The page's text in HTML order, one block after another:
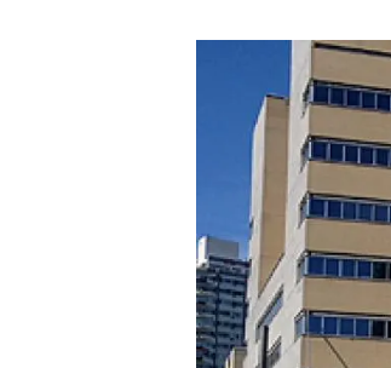
Equidad, Diversidad e Inclusión (EDI)
Ciencia abierta y gestión del
NOTICIAS Y AGENDA
Eventos anteriores